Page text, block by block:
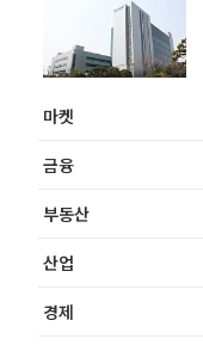
마켓
금융
부동산
산업
경제